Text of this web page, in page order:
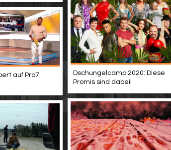
Dschungelcamp 2020: Diese
Promis sind dabei!
auf Pro7